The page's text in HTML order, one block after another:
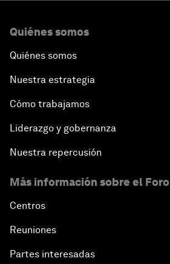
Quiénes somos
Quiénes somos
Nuestra estrategia
Cómo trabajamos
Liderazgo y gobernanza
Nuestra repercusión
Más información sobre el Foro
Centros
Reuniones
Partes interesadas